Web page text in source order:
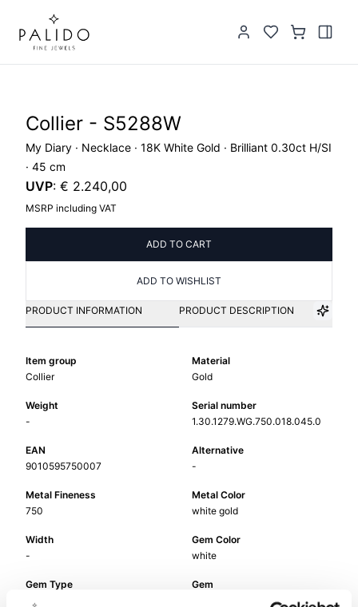
Collier - S5288W
My Diary · Necklace · 18K White Gold · Brilliant 0.30ct H/SI
· 45 cm
UVP: € 2.240,00
MSRP including VAT
ADD TO CART
ADD TO WISHLIST
PRODUCT INFORMATION PRODUCT DESCRIPTION
Item group
Collier
Material
Gold
Weight
-
Serial number
1.30.1279.WG.750.018.045.0
EAN
9010595750007
Alternative
-
Metal Fineness
750
Metal Color
white gold
Width
-
Gem Color
white
Gem Type
Diamond
Gem